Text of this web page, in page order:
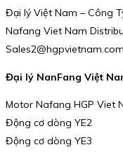
Đại lý Việt Nam – Công
Nafang Viet Nam
Sales2@hgpvietnam.com
Đại lý NanFang Việt
Motor Nafang HGP Viet
Động cơ dòng YE2
Động cơ dòng YE3